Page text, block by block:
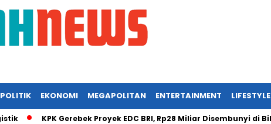
POLITIK EKONOMI MEGAPOLITAN ENTERTAINMENT LIFESTYLE
KPK Gerebek Proyek EDC BRI, Rp28 Miliar Disembunyi di Bilyet!